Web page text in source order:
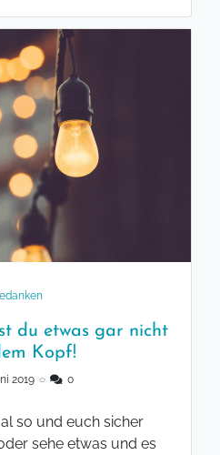
du etwas gar nicht
Kopf!
2019 ◌ 0
so und euch sicher
sehe etwas und es